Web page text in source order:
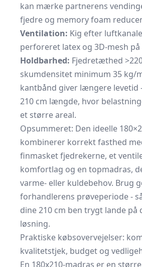
kan mærke partnerens
fjedre og memory foam
Ventilation: Kig efter
perforeret latex og 3D-mesh på
Holdbarhed: Fjedretæthed
skumdensitet minimum 35 kg/
kantbånd giver længere levetid
210 cm længde, hvor
et større areal.
Opsummeret: Den ideelle
kombinerer korrekt fasthed
finmasket fjedrekerne, et
komfortlag og en topmadras,
varme- eller kuldebehov. Brug
forhandlerens prøveperiode -
dine 210 cm ben trygt lande på
løsning.
Praktiske købsovervejelser:
kvalitetstjek, budget og
En 180x210-madras er en